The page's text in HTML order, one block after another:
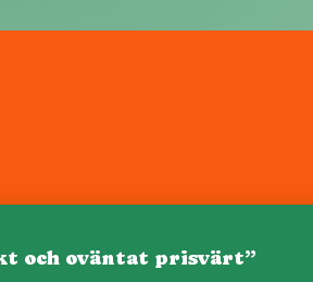
och oväntat prisvärt”